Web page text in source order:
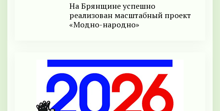
На Брянщине успешно
реализован масштабный проект
«Модно-народно»